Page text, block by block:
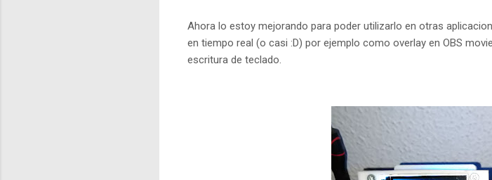
Ahora lo estoy mejorando para poder utilizarlo en otras
en tiempo real (o casi :D) por ejemplo como overlay en OBS
escritura de teclado.